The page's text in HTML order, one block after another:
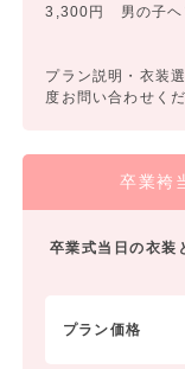
3,300円 男の子ヘ
プラン説明・衣装
度お問い合わせく
卒業袴
卒業式当日の衣装
プラン価格